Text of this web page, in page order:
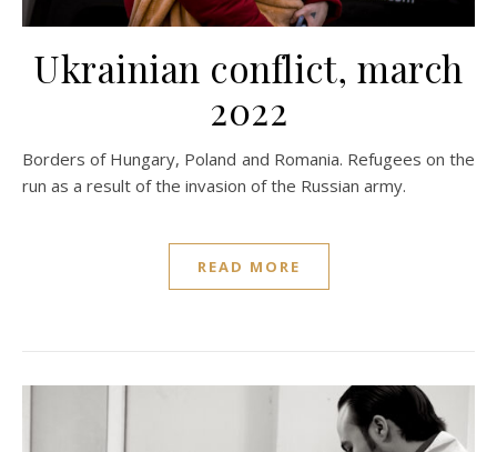
Ukrainian conflict, march
2022
Borders of Hungary, Poland and Romania. Refugees on the
run as a result of the invasion of the Russian army.
READ MORE